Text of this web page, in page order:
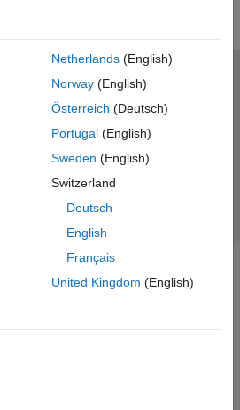
Netherlands(English)
Norway(English)
Österreich (Deutsch)
Portugal(English)
Sweden (English)
Switzerland
Deutsch
English
Français
United Kingdom (English)
개인정보 취급방침
불법 복제 방지
Inc.